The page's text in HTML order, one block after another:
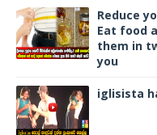
Reduce
Eat food
them in
you
iglisista